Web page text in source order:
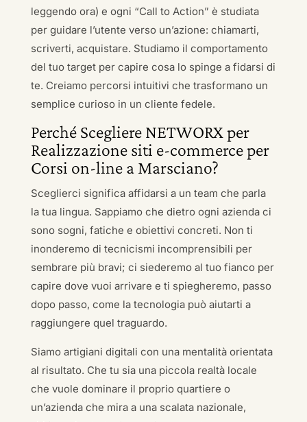
leggendo ora) e ogni “Call to Action” è studiata
per guidare l’utente verso un’azione: chiamarti,
scriverti, acquistare. Studiamo il comportamento
del tuo target per capire cosa lo spinge a fidarsi di
te. Creiamo percorsi intuitivi che trasformano un
semplice curioso in un cliente fedele.
Perché Scegliere NETWORX per
Realizzazione siti e-commerce per
Corsi on-line a Marsciano?
Sceglierci significa affidarsi a un team che parla
la tua lingua. Sappiamo che dietro ogni azienda ci
sono sogni, fatiche e obiettivi concreti. Non ti
inonderemo di tecnicismi incomprensibili per
sembrare più bravi; ci siederemo al tuo fianco per
capire dove vuoi arrivare e ti spiegheremo, passo
dopo passo, come la tecnologia può aiutarti a
raggiungere quel traguardo.
Siamo artigiani digitali con una mentalità orientata
al risultato. Che tu sia una piccola realtà locale
che vuole dominare il proprio quartiere o
un’azienda che mira a una scalata nazionale,